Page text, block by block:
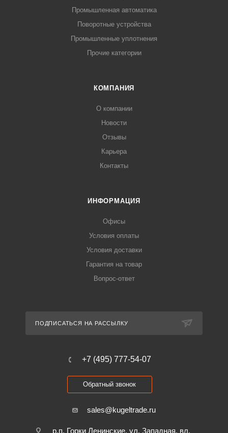
Промышленная автоматика
Поворотные устройства
Промышленные уплотнения
Прочие категории
КОМПАНИЯ
О компании
Новости
Отзывы
Карьера
Контакты
ИНФОРМАЦИЯ
Офисы
Условия оплаты
Условия доставки
Гарантия на товар
Вопрос-ответ
ПОДПИСАТЬСЯ НА РАССЫЛКУ
+7 (495) 777-54-07
Обратный звонок
sales@kugeltrade.ru
р.п. Горки Ленинские, ул. Западная, вл.